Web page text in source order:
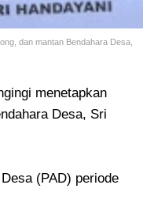
dan mantan Bendahara Desa,
menetapkan
Desa, Sri
(PAD) periode